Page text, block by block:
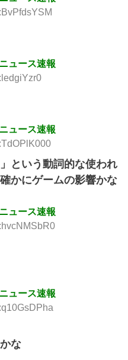
ュース速報
ュース速報
という動詞的な使われ
かにゲームの影響かな
ュース速報
ュース速報
な